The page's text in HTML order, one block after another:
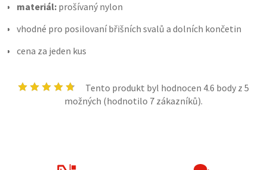
materiál: prošívaný nylon
vhodné pro posilovaní břišních svalů a dolních končetin
cena za jeden kus
Tento produkt byl hodnocen 4.6 body z 5
možných (hodnotilo 7zákazníků).